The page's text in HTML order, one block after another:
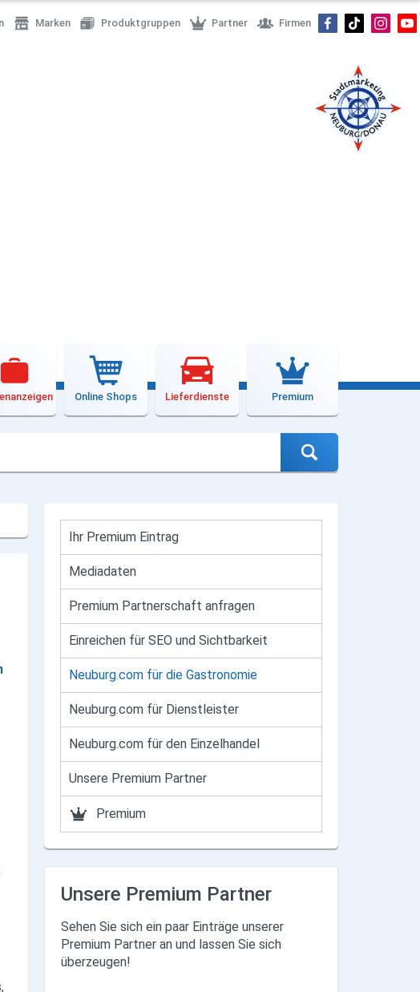
Marken Produktgruppen Partner Firmen
Online Shops Lieferdienste Premium
Ihr Premium Eintrag
Mediadaten
Premium Partnerschaft anfragen
Einreichen für SEO und Sichtbarkeit
Neuburg.com für die Gastronomie
Neuburg.com für Dienstleister
Neuburg.com für den Einzelhandel
Unsere Premium Partner
Premium
Unsere Premium Partner
Sehen Sie sich ein paar Einträge unserer
Premium Partner an und lassen Sie sich
überzeugen!